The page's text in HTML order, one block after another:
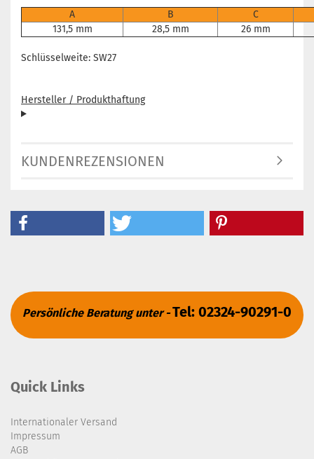
A B
C
131,5 mm
28,5 mm 26 mm
Schlüsselweite: SW27
Hersteller / Produkthaftung
KUNDENREZENSIONEN
Persönliche Beratung unter -Tel: 02324-90291-0
Quick Links
Internationaler Versand
Impressum
AGB